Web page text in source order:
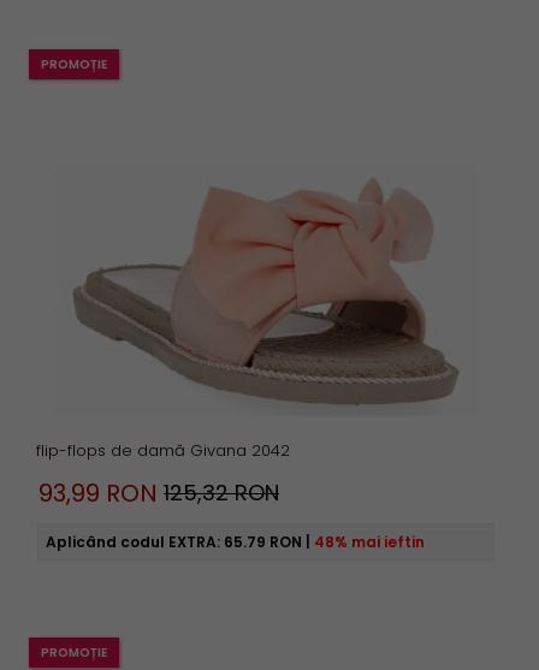
flip-flops de damă Givana 2042
PROMOȚIE
93,99 RON 125,32 RON
Aplicând codul EXTRA: 65.79 RON 48% mai ieftin
PROMOȚIE